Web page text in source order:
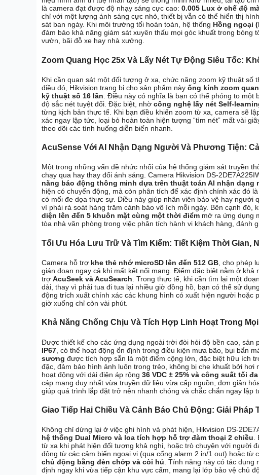
là camera đạt được độ nhạy sáng cực cao: 0.005 Lux ở chế độ
chỉ với một lượng ánh sáng cực nhỏ, thiết bị vẫn có thể hiển thị
sát ban ngày. Khi môi trường tối hoàn toàn, hệ thống Hồng ngoại
đảm bảo khả năng giám sát xuyên thấu mọi góc khuất trong bóng
vườn, bãi đỗ xe hay nhà xưởng.
Zoom Quang Học 25x Và Lấy Nét Tự Động Siêu Tốc:
Khi cần quan sát một đối tượng ở xa, chức năng zoom kỹ thuật
điều đó, Hikvision trang bị cho sản phẩm này ống kính zoom
kỹ thuật số 16 lần . Điều này có nghĩa là bạn có thể phóng to
độ sắc nét tuyệt đối. Đặc biệt, nhờ công nghệ lấy nét Self-
từng kịch bản thực tế. Khi bạn điều khiển zoom từ xa, camera sẽ
xác ngay lập tức, loại bỏ hoàn toàn hiện tượng “tìm nét” mất vài
theo dõi các tình huống diễn biến nhanh.
AcuSense Với AI Nhận Dạng Người Và Phương Tiện:
Một trong những vấn đề nhức nhối của hệ thống giám sát truyền
chạy qua hay thay đổi ánh sáng. Camera Hikvision DS-
năng báo động thông minh dựa trên thuật toán AI nhận
hiện có chuyển động, mà còn phân tích để xác định chính xác đó
có mối đe dọa thực sự. Điều này giúp nhân viên bảo vệ hay người
vì phải rà soát hàng trăm cảnh báo vô ích mỗi ngày. Bên cạnh đó,
diện lên đến 5 khuôn mặt cùng một thời điểm mở ra ứng dụng
tòa nhà văn phòng trong việc phân tích hành vi khách hàng, đánh
Tối Ưu Hóa Lưu Trữ Và Tìm Kiếm: Tiết Kiệm Thời Gian,
Camera hỗ trợ khe thẻ nhớ microSD lên đến 512 GB , cho phép
gián đoạn ngay cả khi mất kết nối mạng. Điểm đặc biệt nằm ở
trợ AcuSeek và AcuSearch . Trong thực tế, khi cần tìm lại một
dài, thay vì phải tua đi tua lại nhiều giờ đồng hồ, bạn có thể sử
động trích xuất chính xác các khung hình có xuất hiện người
giờ xuống chỉ còn vài phút.
Khả Năng Chống Chịu Và Tích Hợp Linh Hoạt Trong
Được thiết kế cho các ứng dụng ngoài trời đòi hỏi độ bền cao, sản
IP67 , có thể hoạt động ổn định trong điều kiện mưa bão, bụi bẩn
sương được tích hợp sẵn là một điểm cộng lớn, đặc biệt hữu ích
đặc, đảm bảo hình ảnh luôn trong trẻo, không bị che khuất bởi
hoạt động với dải điện áp rộng 36 VDC ± 25% và công suất tối đa
cáp mạng duy nhất vừa truyền dữ liệu vừa cấp nguồn, đơn giản
giúp quá trình lắp đặt trở nên nhanh chóng và chắc chắn ngay lập
Giao Tiếp Hai Chiều Và Cảnh Báo Chủ Động: Giải Pháp
Không chỉ dừng lại ở việc ghi hình và phát hiện, Hikvision DS-
hệ thống Dual Micro và loa tích hợp hỗ trợ đàm thoại 2 chiều
từ xa khi phát hiện đối tượng khả nghi, hoặc trò chuyện với người
động từ các cảm biến ngoại vi (qua cổng alarm 2 in/1 out) hoặc từ
chủ động bằng đèn chớp và còi hú . Tính năng này có tác
định ngay khi vừa tiếp cận khu vực cấm, mang lại lớp bảo vệ chủ